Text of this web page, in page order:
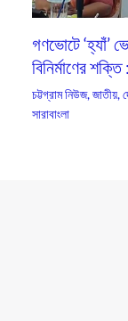
গণভোটে ‘হ্যাঁ’
বিনির্মাণের
চট্টগ্রাম নিউজ,জাতীয়,
সারাবাংলা